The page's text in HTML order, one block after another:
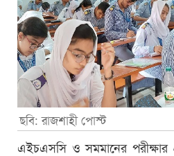
ছবি: রাজশাহী পোস্ট
এইচএসসি ও সমমানের পরীক্ষার